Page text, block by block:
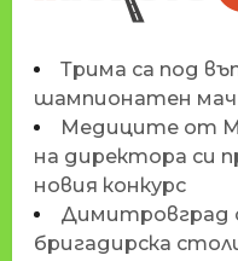
Трима са под
шампионатен мач
Медиците от
на директора си
новия конкурс
Димитровград
бригадирска